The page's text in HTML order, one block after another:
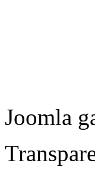
Joomla